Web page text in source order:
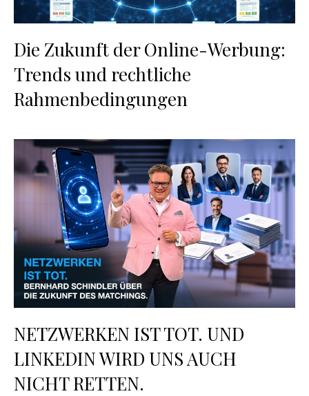
Die Zukunft der Online-Werbung:
Trends und rechtliche
Rahmenbedingungen
NETZWERKEN IST TOT. UND
LINKEDIN WIRD UNS AUCH
NICHT RETTEN.